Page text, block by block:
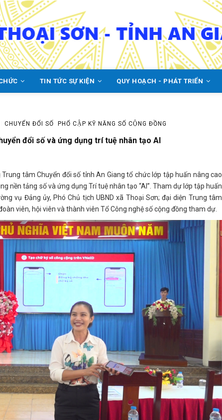
TIN TỨC SỰ KIỆN QUY HOẠCH - PHÁT TRIỂN
CHUYỂN ĐỔI SỐ PHỔ CẬP KỸ NĂNG SỐ CỘNG ĐỒNG
đổi số và ứng dụng trí tuệ nhân tạo AI
tâm Chuyển đổi số tỉnh An Giang tổ chức lớp tập huấn nâng cao
nền tảng số và ứng dụng Trí tuệ nhân tạo “AI”. Tham dự lớp tập huấn
vụ Đảng ủy, Phó Chủ tịch UBND xã Thoại Sơn; đại diện Trung tâm
viên, hội viên và thành viên Tổ Công nghệ số cộng đồng tham dự.